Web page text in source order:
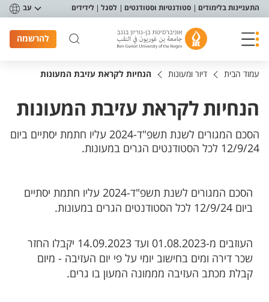
תפריט נגישות
התעניינות בלימודים סטודנטיות וסטודנטים לסגל לידידים עב
להרשמה
עמוד הבית דיור ומעונות הנחיות לקראת עזיבת המעונות
הנחיות לקראת עזיבת המעונות
הסכם המגורים לשנת תשפ"ד-2024 עליו חתמת יסתיים ביום
12/9/24 לכל הסטודנטים הגרים במעונות.
הסכם המגורים לשנת תשפ"ד-2024 עליו חתמת יסתיים
ביום 12/9/24 לכל הסטודנטים הגרים במעונות.
העוזבים מ-01.08.2023 ועד 14.09.2023 יקבלו החזר
שכר דירה ומים בחישוב יומי על פי יום העזיבה - מיום
קבלת מכתב העזיבה מממונה המעון בו גרים. ​